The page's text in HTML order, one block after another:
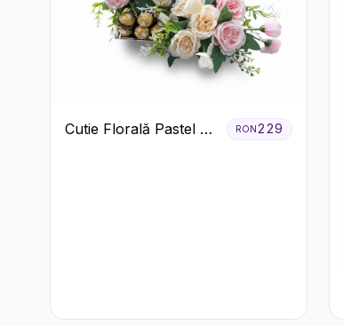
Cutie Florală Pastel cu
RON229